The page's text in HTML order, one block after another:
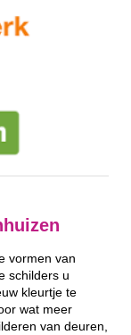
vormen van
schilders u
kleurtje te
wat meer
van deuren,